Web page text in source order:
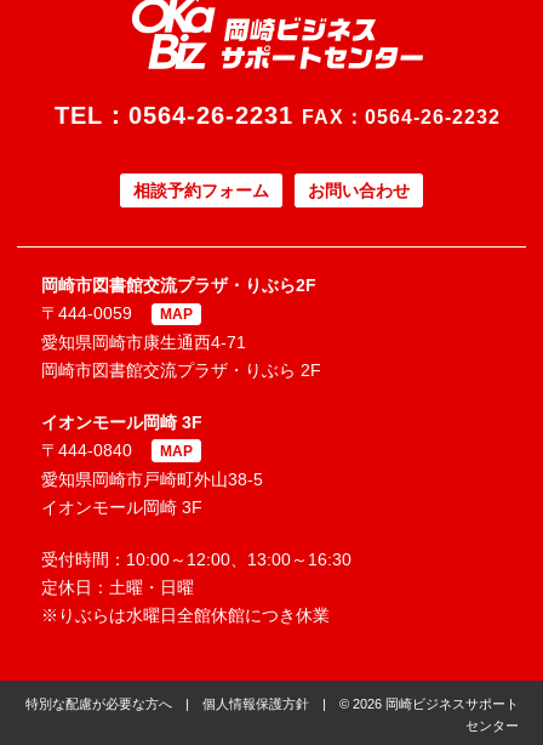
TEL： 0564-26-2231 FAX：0564-26-2232
相談予約フォーム お問い合わせ
岡崎市図書館交流プラザ・りぶら2F
〒444-0059
MAP
愛知県岡崎市康生通西4-71
岡崎市図書館交流プラザ・りぶら 2F
イオンモール岡崎 3F
〒444-0840
MAP
愛知県岡崎市戸崎町外山38-5
イオンモール岡崎 3F
受付時間：10:00～12:00、13:00～16:30
定休日：土曜・日曜
※りぶらは水曜日全館休館につき休業
特別な配慮が必要な方へ | 個人情報保護方針 | © 2026 岡崎ビジネスサポート
センター